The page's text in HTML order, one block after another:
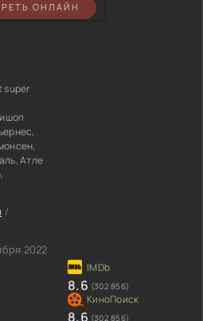
ОНЛАЙН
super
Атле
/
2022
8.6 (302 856)
8.6 (302 856)